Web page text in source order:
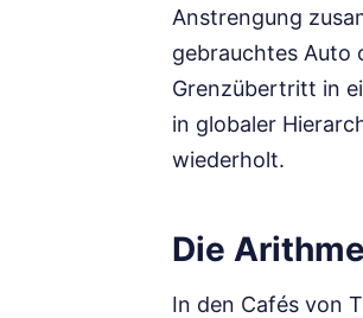
Anstrengung
gebrauchtes Auto
Grenzübertritt in
in globaler
wiederholt.
Die
In den Cafés von